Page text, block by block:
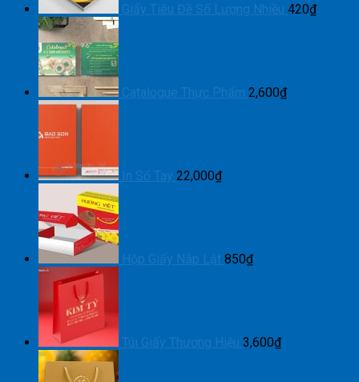
Giấy Tiêu Đề Số Lượng Nhiều 420₫
Catalogue Thực Phẩm 2,600₫
In Sổ Tay 22,000₫
Hộp Giấy Nắp Lật 850₫
Túi Giấy Thương Hiệu 3,600₫